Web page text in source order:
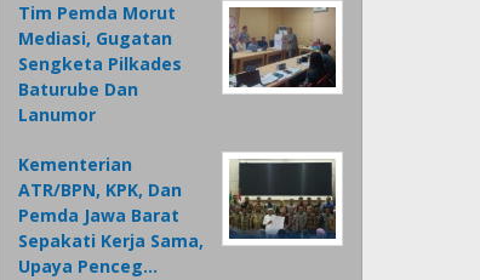
Tim Pemda Morut
Mediasi, Gugatan
Sengketa Pilkades
Baturube Dan
Lanumor
Kementerian
ATR/BPN, KPK, Dan
Pemda Jawa Barat
Sepakati Kerja Sama,
Upaya Penceg…